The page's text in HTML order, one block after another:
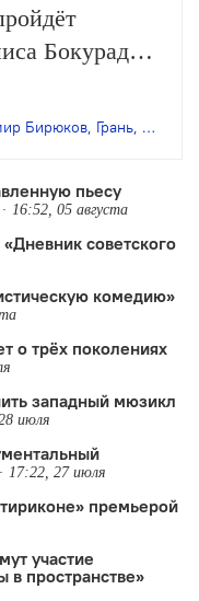
Бокурадзе
Бирюков, Грань, Денис
пьесу
16:52, 05 августа
советского
комедию»
о трёх поколениях
западный мюзикл
июля
17:22, 27 июля
премьерой
участие
в пространстве»